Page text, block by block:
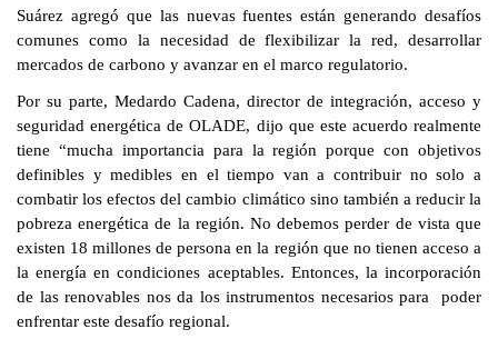
Suárez agregó que las nuevas fuentes están generando desafíos
comunes como la necesidad de flexibilizar la red, desarrollar
mercados de carbono y avanzar en el marco regulatorio.
Por su parte, Medardo Cadena, director de integración, acceso y
seguridad energética de OLADE, dijo que este acuerdo realmente
tiene “mucha importancia para la región porque con objetivos
definibles y medibles en el tiempo van a contribuir no solo a
combatir los efectos del cambio climático sino también a reducir la
pobreza energética de la región. No debemos perder de vista que
existen 18 millones de persona en la región que no tienen acceso a
la energía en condiciones aceptables. Entonces, la incorporación
de las renovables nos da los instrumentos necesarios para poder
enfrentar este desafío regional.